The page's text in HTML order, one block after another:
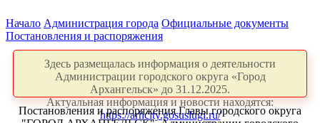
Начало Администрация города Официальные документы
Постановления и распоряжения
Здесь размещалась информация о деятельности
Администрации городского округа «Город
Архангельск» до 31.12.2025.
Актуальная информация и новости находятся:
https://arhcity.gosuslugi.ru/
Постановления и распоряжения Главы городского округа